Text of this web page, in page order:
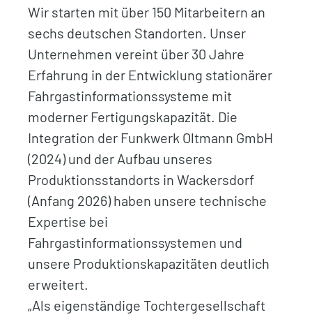
Wir starten mit über 150 Mitarbeitern an
sechs deutschen Standorten. Unser
Unternehmen vereint über 30 Jahre
Erfahrung in der Entwicklung stationärer
Fahrgastinformationssysteme mit
moderner Fertigungskapazität. Die
Integration der Funkwerk Oltmann GmbH
(2024) und der Aufbau unseres
Produktionsstandorts in Wackersdorf
(Anfang 2026) haben unsere technische
Expertise bei
Fahrgastinformationssystemen und
unsere Produktionskapazitäten deutlich
erweitert.
„Als eigenständige Tochtergesellschaft